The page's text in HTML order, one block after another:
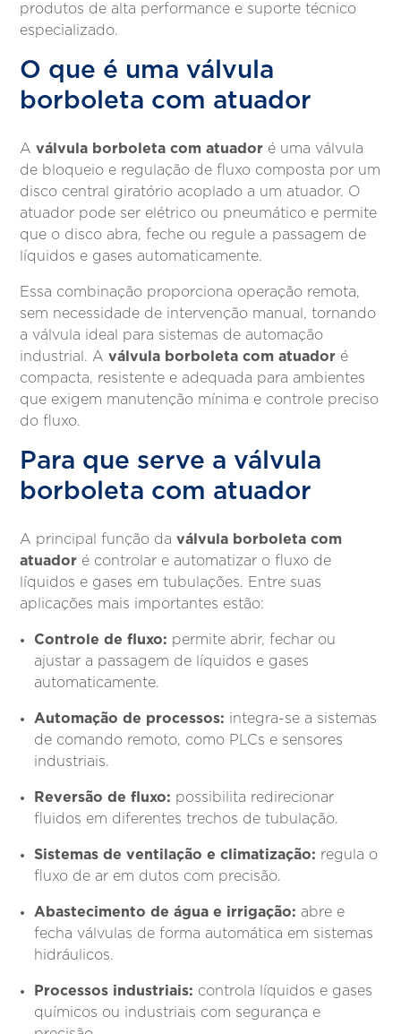
produtos de alta performance e suporte técnico
especializado.
O que é uma válvula
borboleta com atuador
Aválvula borboleta com atuador é uma válvula
de bloqueio e regulação de fluxo composta por um
disco central giratório acoplado a um atuador. O
atuador pode ser elétrico ou pneumático e permite
que o disco abra, feche ou regule a passagem de
líquidos e gases automaticamente.
Essa combinação proporciona operação remota,
sem necessidade de intervenção manual, tornando
a válvula ideal para sistemas de automação
industrial. A válvula borboleta com atuador é
compacta, resistente e adequada para ambientes
que exigem manutenção mínima e controle preciso
do fluxo.
Para que serve a válvula
borboleta com atuador
A principal função daválvula borboleta com
atuador é controlar e automatizar o fluxo de
líquidos e gases em tubulações. Entre suas
aplicações mais importantes estão:
Controle de fluxo: permite abrir, fechar ou
ajustar a passagem de líquidos e gases
automaticamente.
Automação de processos: integra-se a sistemas
de comando remoto, como PLCs e sensores
industriais.
Reversão de fluxo: possibilita redirecionar
fluidos em diferentes trechos de tubulação.
Sistemas de ventilação e climatização: regula o
fluxo de ar em dutos com precisão.
Abastecimento de água e irrigação: abre e
fecha válvulas de forma automática em sistemas
hidráulicos.
Processos industriais: controla líquidos e gases
químicos ou industriais com segurança e